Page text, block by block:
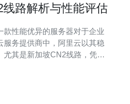
路解析与性能评估
款性能优异的服务器对于企业
服务提供商中，阿里云以其稳
尤其是新加坡CN2线路，凭借
详尽分析阿里云新加坡CN2